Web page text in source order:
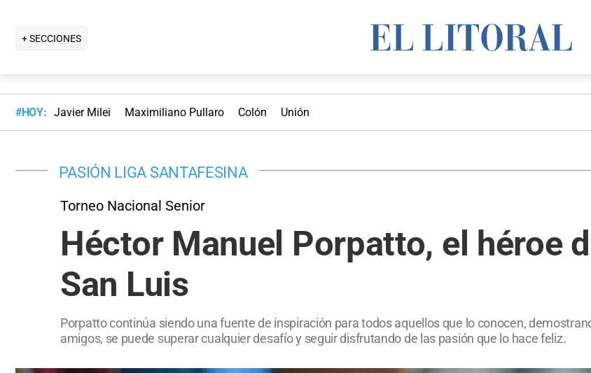
+ SECCIONES
#HOY: Javier Milei Maximiliano Pullaro Colón Unión
PASIÓN LIGA SANTAFESINA
Torneo Nacional Senior
Héctor Manuel Porpatto, el héroe
San Luis
Porpatto continúa siendo una fuente de inspiración para todos aquellos que lo conocen,
amigos, se puede superar cualquier desafío y seguir disfrutando de las pasión que lo hace feliz.